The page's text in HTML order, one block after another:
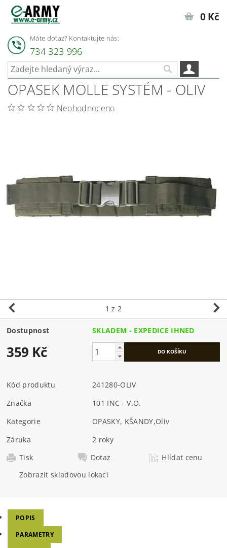
Máte dotaz? Kontaktujte nás:
734 323 996
0 Kč
OPASEK MOLLE SYSTÉM - OLIV
Neohodnoceno
1 z 2
Dostupnost SKLADEM - EXPEDICE IHNED
359 Kč
Kód produktu
241280-OLIV
Značka
101 INC - V.O.
Kategorie
OPASKY, KŠANDY,Oliv
Záruka
2 roky
Tisk
Dotaz
Hlídat cenu
Zobrazit skladovou lokaci
POPIS
PARAMETRY